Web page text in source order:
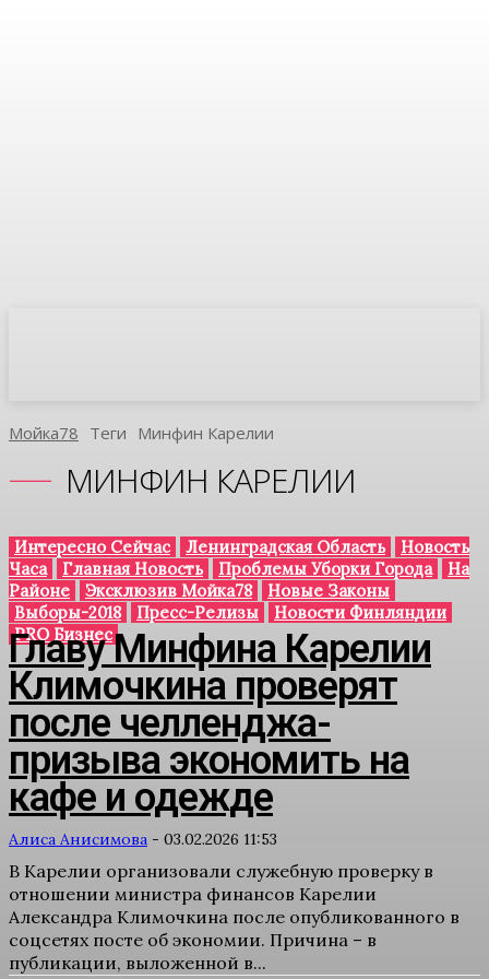
Мойка78 Теги Минфин Карелии
МИНФИН КАРЕЛИИ
Интересно Сейчас Ленинградская Область
Новость
Часа
Главная Новость Проблемы Уборки Города
На
Районе
Эксклюзив Мойка78
Новые Законы
Выборы-2018
Пресс-Релизы
Новости Финляндии
PRO Бизнес
Главу Минфина Карелии
Климочкина проверят
после челленджа-
призыва экономить на
кафе и одежде
Алиса Анисимова - 03.02.2026 11:53
В Карелии организовали служебную проверку в
отношении министра финансов Карелии
Александра Климочкина после опубликованного в
соцсетях посте об экономии. Причина – в
публикации, выложенной в...